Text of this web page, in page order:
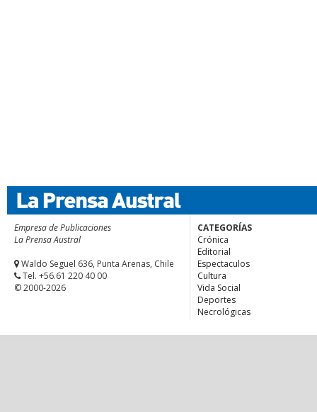
Empresa de Publicaciones
La Prensa Austral
Waldo Seguel 636, Punta Arenas, Chile
Tel. +56.61 220 40 00
© 2000-2026
CATEGORÍAS
Crónica
Editorial
Espectaculos
Cultura
Vida Social
Deportes
Necrológicas